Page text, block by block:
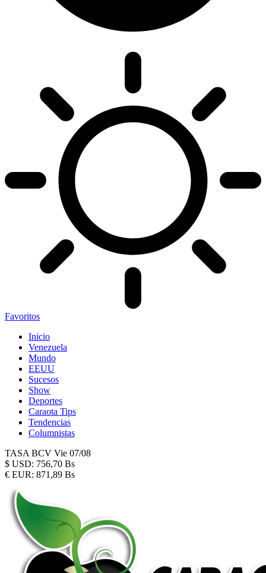
Favoritos
Inicio
Venezuela
Mundo
EEUU
Sucesos
Show
Deportes
Caraota Tips
Tendencias
Columnistas
TASA BCV Vie 07/08
$ USD: 756,70 Bs
€ EUR: 871,89 Bs